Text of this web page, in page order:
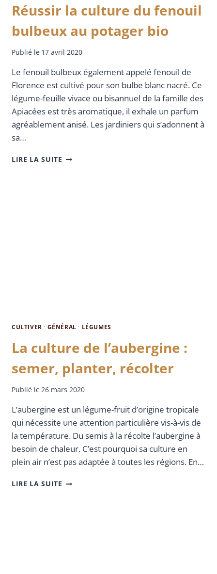
Réussir la culture du fenouil
bulbeux au potager bio
Publié le 17 avril 2020
Le fenouil bulbeux également appelé fenouil de
Florence est cultivé pour son bulbe blanc nacré. Ce
légume-feuille vivace ou bisannuel de la famille des
Apiacées est très aromatique, il exhale un parfum
agréablement anisé. Les jardiniers qui s’adonnent à
sa…
LIRE LA SUITE
CULTIVER · GÉNÉRAL · LÉGUMES
La culture de l’aubergine :
semer, planter, récolter
Publié le26 mars 2020
L’aubergine est un légume-fruit d’origine tropicale
qui nécessite une attention particulière vis-à-vis de
la température. Du semis à la récolte l’aubergine à
besoin de chaleur. C’est pourquoi sa culture en
plein air n’est pas adaptée à toutes les régions. En…
LIRE LA SUITE